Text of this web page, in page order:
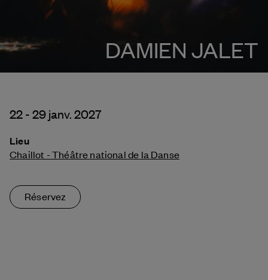
DAMIEN JALET
22 - 29 janv. 2027
Lieu
Chaillot - Théâtre national de la Danse
Réservez